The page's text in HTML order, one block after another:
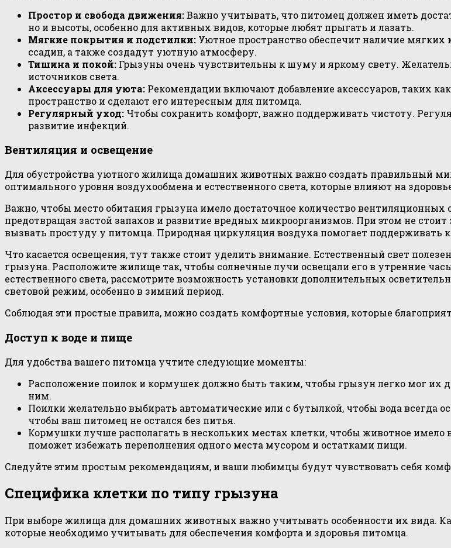
Простор и свобода движения:Важно учитывать, что питомец должен иметь
но и высоты, особенно для активных видов, которые любят прыгать и лазать.
Мягкие покрытия и подстилки: Уютное пространство обеспечит наличие
ссадин, а также создадут уютную атмосферу.
Тишина и покой: Грызуны очень чувствительны к шуму и яркому свету.
источников света.
Аксессуары для уюта: Рекомендации включают добавление аксессуаров, таких
пространство и сделают его интересным для питомца.
Регулярный уход: Чтобы сохранить комфорт, важно поддерживать чистоту.
развитие инфекций.
Вентиляция и освещение
Для обустройства уютного жилища домашних животных важно создать правильный
оптимального уровня воздухообмена и естественного света, которые влияют на
Важно, чтобы место обитания грызуна имело достаточное количество
предотвращая застой запахов и развитие вредных микроорганизмов. При этом не
вызвать простуду у питомца. Природная циркуляция воздуха помогает поддерживать
Что касается освещения, тут также стоит уделить внимание. Естественный свет
грызуна. Расположите жилище так, чтобы солнечные лучи освещали его в утренние
естественного света, рассмотрите возможность установки дополнительных
световой режим, особенно в зимний период.
Соблюдая эти простые правила, можно создать комфортные условия, которые
Доступ к воде и пище
Для удобства вашего питомца учтите следующие моменты:
Расположение поилок и кормушек должно быть таким, чтобы грызун легко мог
ним.
Поилки желательно выбирать автоматические или с бутылкой, чтобы вода всегда
чтобы ваш питомец не остался без питья.
Кормушки лучше располагать в нескольких местах клетки, чтобы животное
поможет избежать переполнения одного места мусором и остатками пищи.
Следуйте этим простым рекомендациям, и ваши любимцы будут чувствовать себя
Специфика клетки по типу грызуна
При выборе жилища для домашних животных важно учитывать особенности их вида.
которые необходимо учитывать для обеспечения комфорта и здоровья питомца.